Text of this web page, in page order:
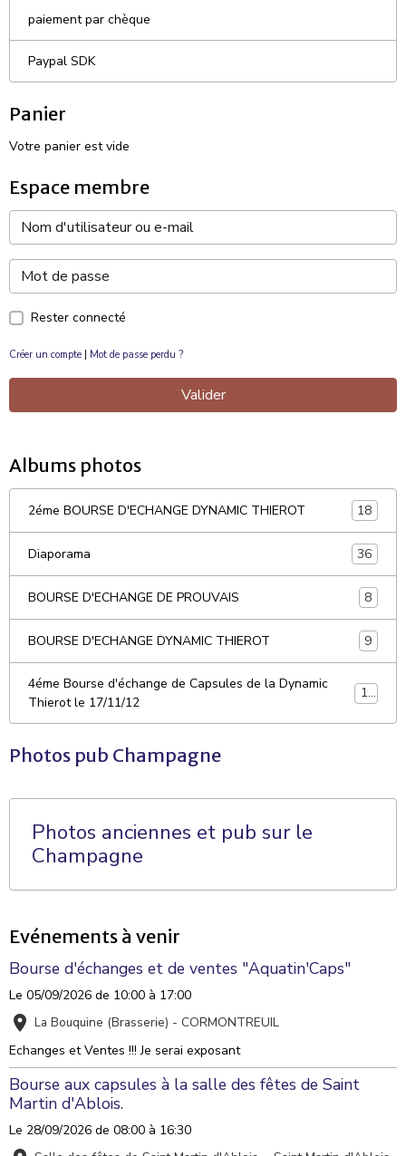
paiement par chèque
Paypal SDK
Panier
Votre panier est vide
Espace membre
Rester connecté
Créer un compte Mot de passe perdu ?
Valider
Albums photos
2éme BOURSE D'ECHANGE DYNAMIC THIEROT 18
Diaporama 36
BOURSE D'ECHANGE DE PROUVAIS 8
BOURSE D'ECHANGE DYNAMIC THIEROT 9
4éme Bourse d'échange de Capsules de la Dynamic
Thierot le 17/11/12
10
Photos pub Champagne
Photos anciennes et pub sur le
Champagne
Evénements à venir
Bourse d'échanges et de ventes "Aquatin'Caps"
Le 05/09/2026 de 10:00 à 17:00
La Bouquine (Brasserie) - CORMONTREUIL
Echanges et Ventes !!! Je serai exposant
Bourse aux capsules à la salle des fêtes de Saint
Martin d'Ablois.
Le 28/09/2026 de 08:00 à 16:30